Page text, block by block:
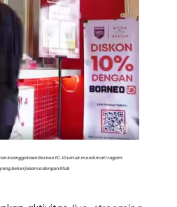
keanggotaan Borneo FC.ID untuk menikmati ragam
bekerjasama dengan Klub